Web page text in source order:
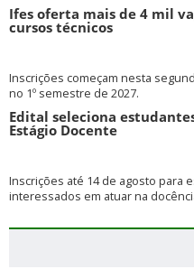
Ifes oferta mais de 4 mil
cursos técnicos
Inscrições começam nesta
no 1º semestre de 2027.
Edital seleciona
Estágio Docente
Inscrições até 14 de agosto para
interessados em atuar na